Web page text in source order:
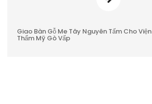
Giao Bàn Gỗ Me Tây Nguyên Tấm Cho Viện
Thẩm Mỹ Gò Vấp